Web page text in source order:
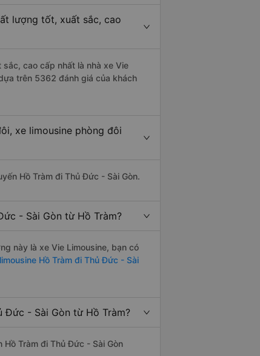
lượng tốt, xuất sắc, cao
cao cấp nhất là nhà xe Vie
trên 5362 đánh giá của khách
xe limousine phòng đôi
Hồ Tràm đi Thủ Đức - Sài Gòn.
- Sài Gòn từ Hồ Tràm?
này là xe Vie Limousine, bạn có
Hồ Tràm đi Thủ Đức - Sài
Đức - Sài Gòn từ Hồ Tràm?
Tràm đi Thủ Đức - Sài Gòn